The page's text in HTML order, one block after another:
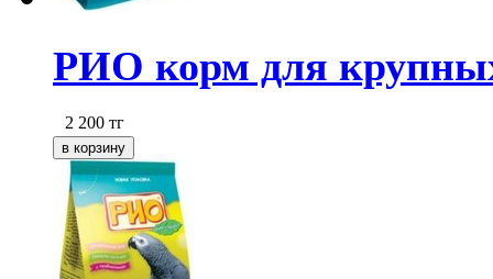
РИО корм для
2 200 тг